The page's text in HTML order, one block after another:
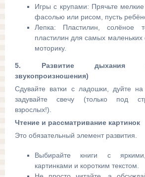
Игры с крупами: Прячьте
фасолью или рисом, пусть
Лепка: Пластилин, солёное
пластилин для самых маленьких
моторику.
5. Развитие дыхания
звукопроизношения)
Сдувайте ватки с ладошки, дуйте
задувайте свечу (только под
взрослых!).
Чтение и рассматривание картинок
Это обязательный элемент развития.
Выбирайте книги с
картинками и коротким текстом.